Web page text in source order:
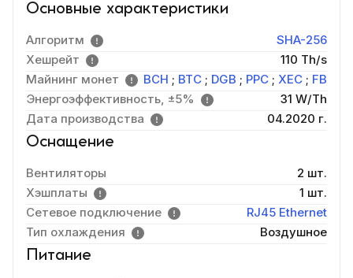
Основные характеристики
Алгоритм
SHA-256
Хешрейт
110 Th/s
Майнинг монет
BCH ; BTC ; DGB ; PPC ; XEC ; FB
Энергоэффективность, ±5%
31 W/Th
Дата производства
04.2020 г.
Оснащение
Вентиляторы
2 шт.
Хэшплаты
1 шт.
Сетевое подключение
RJ45 Ethernet
Тип охлаждения
Воздушное
Питание